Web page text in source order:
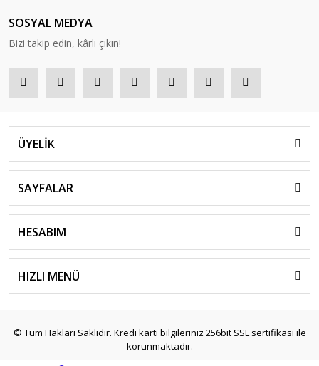
SOSYAL MEDYA
Bizi takip edin, kârlı çıkın!
ÜYELİK
SAYFALAR
HESABIM
HIZLI MENÜ
© Tüm Hakları Saklıdır. Kredi kartı bilgileriniz 256bit SSL sertifikası ile
korunmaktadır.